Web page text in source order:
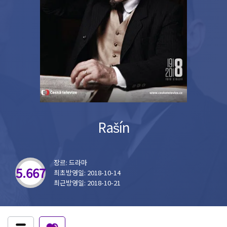
Rašín
5.667
장르: 드라마
최초방영일: 2018-10-14
최근방영일: 2018-10-21